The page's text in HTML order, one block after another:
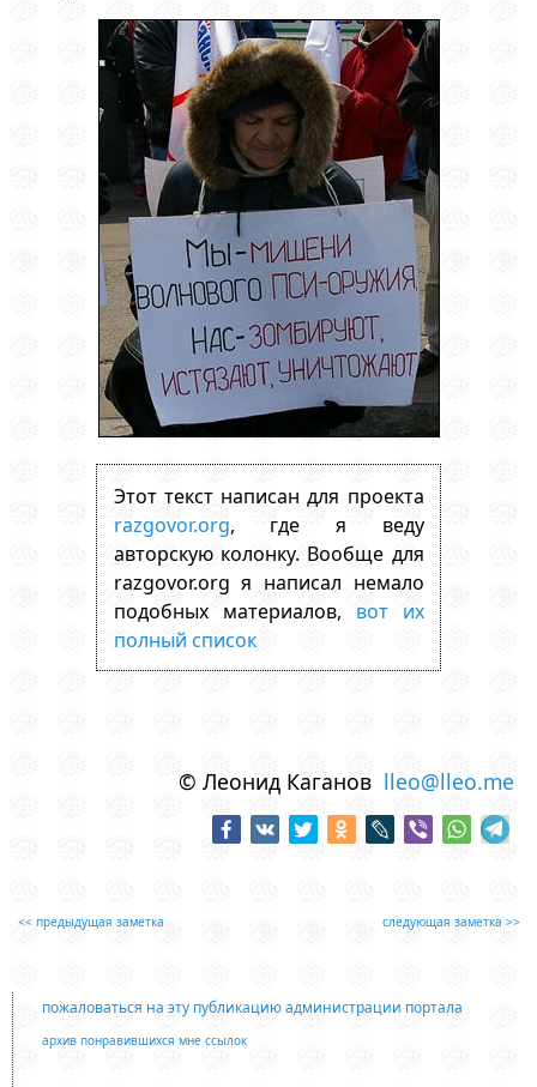
Этот текст написан для проекта
razgovor.org, где я веду
авторскую колонку. Вообще для
razgovor.org я написал немало
подобных материалов, вот их
полный список
© Леонид Каганов lleo@lleo.me
<< предыдущая заметка следующая заметка >>
пожаловаться на эту публикацию администрации портала
архив понравившихся мне ссылок